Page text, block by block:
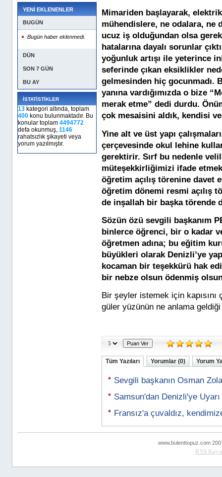
YENİ EKLENENLER
BUGÜN
Bugün haber eklenmedi.
DÜN
SON 7 GÜN
BU AY
İSTATİSTİKLER
13 kategori altında, toplam
400 konu bulunmaktadır. Bu
konular toplam 4494772
defa okunmuş, 1146
rahatsızlık şikayeti veya
yorum yazılmıştır.
Mimariden başlayarak,
mühendislere, ne odalara, ne
ucuz iş olduğundan olsa
hatalarına dayalı sorunlar
yoğunluk artışı ile yeterince
seferinde çıkan eksiklikler
gelmesinden hiç gocunmadı.
yanına vardığımızda o bize
merak etme” dedi durdu.
çok mesaisini aldık, kendisi
Yine alt ve üst yapı
çerçevesinde okul lehine
gerektirir. Sırf bu nedenle
müteşekkirliğimizi ifade
öğretim açılış törenine
öğretim dönemi resmi açılış
de inşallah bir başka törende
Sözün özü sevgili başkanım
binlerce öğrenci, bir o kadar
öğretmen adına; bu eğitim
büyükleri olarak Denizli’ye
kocaman bir teşekkürü hak
bir nebze olsun ödenmiş
Bir şeyler istemek için kapısını
güler yüzünün ne anlama
Tüm Yazıları Yorumlar (0) Yorum
Sevgili başkanın Osman
Samsun'dan Denizli'ye
Fransız'a çuvaldız,
www.bulenttopuz.com
RSS